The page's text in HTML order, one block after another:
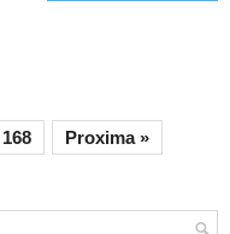
168 Proxima »